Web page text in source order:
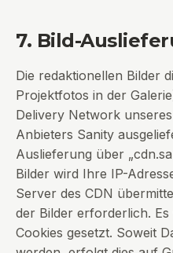
7. Bild-
Die redaktionellen Bilder
Projektfotos in der
Delivery Network
Anbieters Sanity
Auslieferung über
Bilder wird Ihre IP-
Server des CDN
der Bilder erforderlich. Es
Cookies gesetzt. Soweit